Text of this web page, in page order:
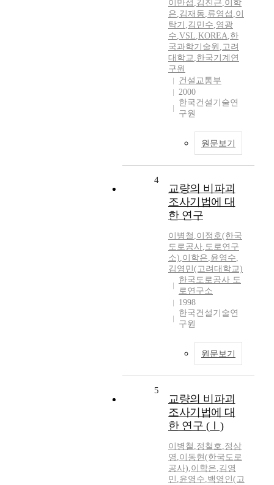
이만섭 ,김진근,이학
은,김재동,류영섭 ,이
탁기 ,김민수,영광
수,VSL,KOREA,한
국과학기술원 ,고려
대학교,한국기계연
구원
건설교통부
2000
한국건설기술연
구원
원문보기
4
교량의 비파괴
조사기법에 대
한 연구
이병철 ,이정호(한국
도로공사,도로연구
소),이학은,윤영수,
김영민(고려대학교)
한국도로공사 도
로연구소
1998
한국건설기술연
구원
원문보기
5
교량의 비파괴
조사기법에 대
한 연구 (Ⅰ)
이병철 ,정철호,정삼
영 ,이동현(한국도로
공사),이학은,김영
민 ,윤영수,백영인(고